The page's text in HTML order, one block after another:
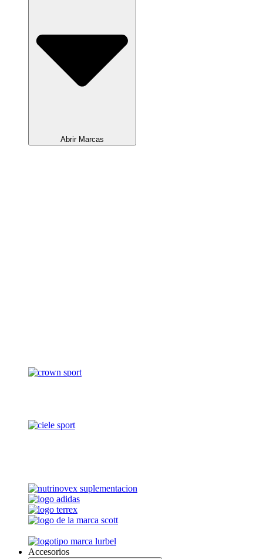
Abrir Marcas
Accesorios